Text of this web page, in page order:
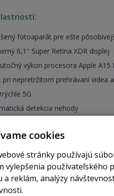
fotoaparát pre ešte
6,1" Super Retina XDR displej
výkon procesora Apple A15
pri nepretržitom prehrávaní videa
5G
detekcia nehody
o dokonalom telefóne!
cookies
stránky používajú
vylepšenia
a reklám, analýzy